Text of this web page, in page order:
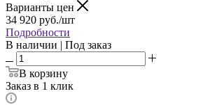
Варианты цен
34 920 руб./шт
Подробности
В наличии | Под заказ
В корзину
Заказ в 1 клик